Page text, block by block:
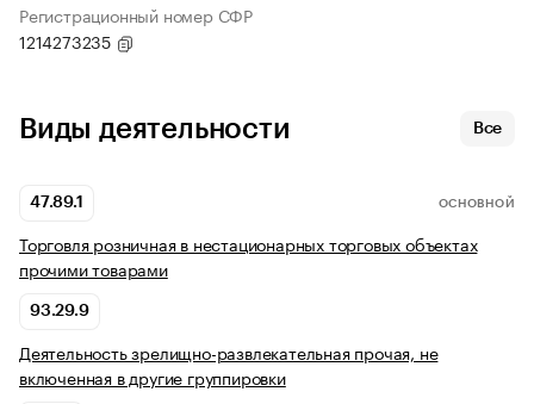
Регистрационный номер СФР
1214273235
Виды деятельности Все
47.89.1 ОСНОВНОЙ
Торговля розничная в нестационарных торговых объектах
прочими товарами
93.29.9
Деятельность зрелищно-развлекательная прочая, не
включенная в другие группировки